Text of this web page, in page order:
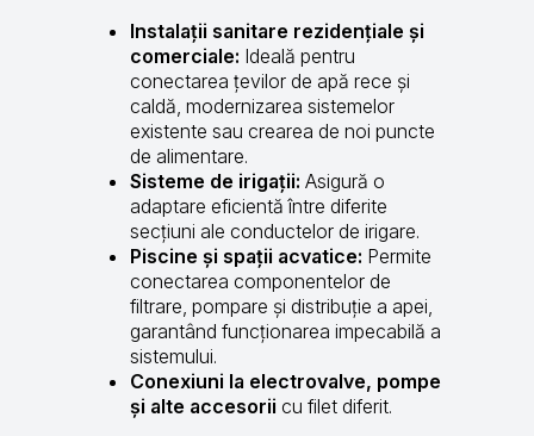
Instalații sanitare rezidențiale și
comerciale: Ideală pentru
conectarea țevilor de apă rece și
caldă, modernizarea sistemelor
existente sau crearea de noi puncte
de alimentare.
Sisteme de irigații: Asigură o
adaptare eficientă între diferite
secțiuni ale conductelor de irigare.
Piscine și spații acvatice: Permite
conectarea componentelor de
filtrare, pompare și distribuție a apei,
garantând funcționarea impecabilă a
sistemului.
Conexiuni la electrovalve, pompe
și alte accesorii cu filet diferit.